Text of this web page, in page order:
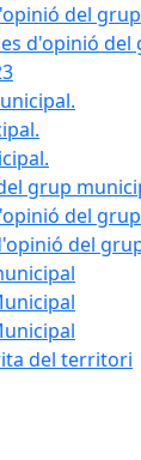
del
d'opinió del
grup
del
del
del territori